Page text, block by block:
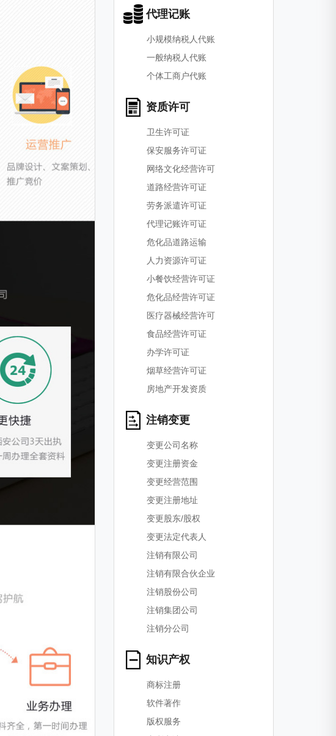
代理记账
小规模纳税人代账
一般纳税人代账
个体工商户代账
资质许可
卫生许可证
保安服务许可证
网络文化经营许可
道路经营许可证
劳务派遣许可证
代理记账许可证
危化品道路运输
人力资源许可证
小餐饮经营许可证
危化品经营许可证
医疗器械经营许可
食品经营许可证
办学许可证
烟草经营许可证
房地产开发资质
注销变更
变更公司名称
变更注册资金
变更经营范围
变更注册地址
变更股东/股权
变更法定代表人
注销有限公司
注销有限合伙企业
注销股份公司
注销集团公司
注销分公司
知识产权
商标注册
软件著作
版权服务